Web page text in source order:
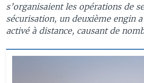
s’organisaient les opérations de
sécurisation, un deuxième engin
activé à distance, causant de